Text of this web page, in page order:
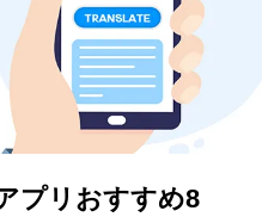
プリおすすめ8